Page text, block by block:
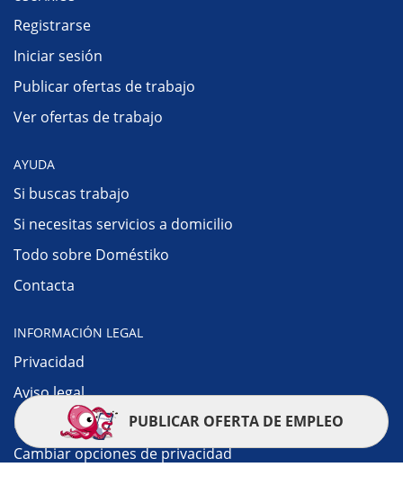
Registrarse
Iniciar sesión
Publicar ofertas de trabajo
Ver ofertas de trabajo
AYUDA
Si buscas trabajo
Si necesitas servicios a domicilio
Todo sobre Doméstiko
Contacta
INFORMACIÓN LEGAL
Privacidad
Aviso legal
Política de cookies
Cambiar opciones de privacidad
PUBLICAR OFERTA DE EMPLEO